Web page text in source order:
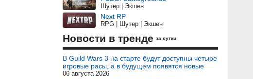
Шутер | Экшен
Next RP
RPG | Шутер | Экшен
Новости в тренде за сутки
В Guild Wars 3 на старте будут доступны четыре
игровые расы, а в будущем появятся новые
06 августа 2026